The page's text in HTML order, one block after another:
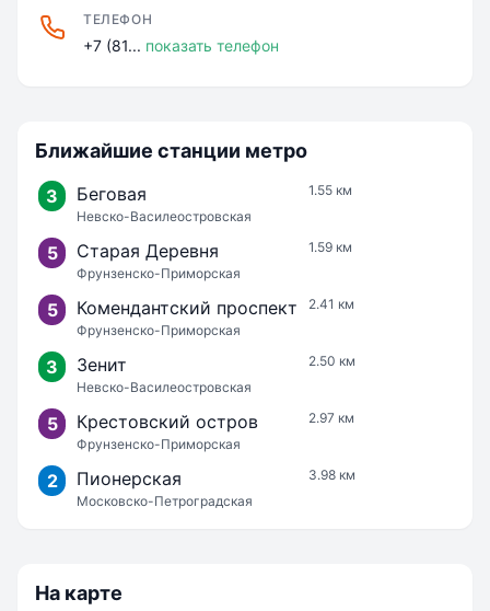
ТЕЛЕФОН
+7 (81... показать телефон
Ближайшие станции метро
3 Беговая
Невско-Василеостровская
1.55 км
5 Старая Деревня
Фрунзенско-Приморская
1.59 км
5 Комендантский проспект
Фрунзенско-Приморская
2.41 км
3 Зенит
Невско-Василеостровская
2.50 км
5 Крестовский остров
Фрунзенско-Приморская
2.97 км
2 Пионерская
Московско-Петроградская
3.98 км
На карте